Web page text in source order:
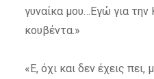
γυναίκα μου…Εγώ για την
κουβέντα.»
«Ε, όχι και δεν έχεις πει,